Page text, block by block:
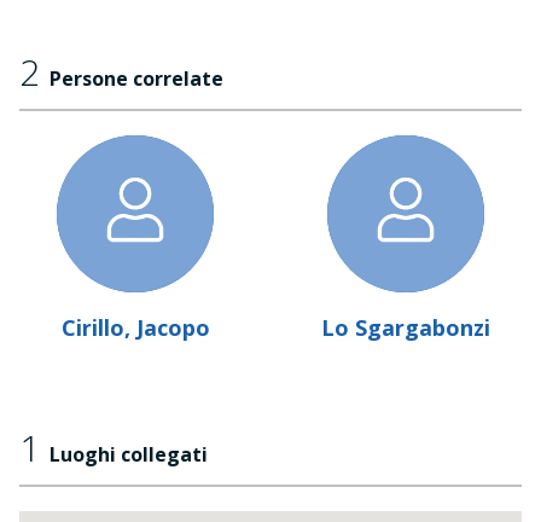
2 Persone correlate
Cirillo, Jacopo Lo Sgargabonzi
1 Luoghi collegati